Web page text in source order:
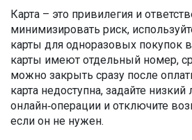
Карта – это привилегия и
минимизировать риск,
карты для одноразовых покупок в
карты имеют отдельный номер,
можно закрыть сразу после
карта недоступна, задайте низкий
онлайн‑операции и отключите
если он не нужен.